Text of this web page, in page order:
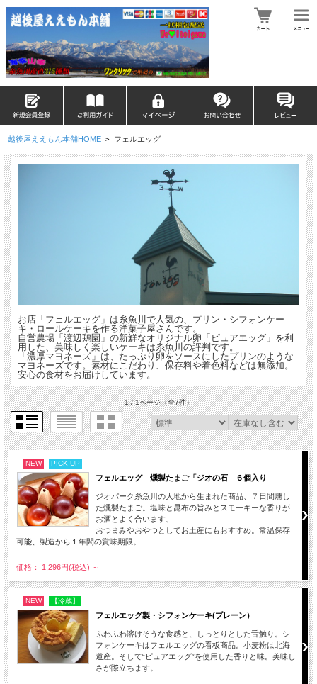
越後屋ええもん本舗HOME > フェルエッグ
お店「フェルエッグ」は糸魚川で人気の、プリン・シフォンケー
キ・ロールケーキを作る洋菓子屋さんです。
自営農場「渡辺鶏園」の新鮮なオリジナル卵「ピュアエッグ」を利
用した、美味しく楽しいケーキは糸魚川の評判です。
「濃厚マヨネーズ」は、たっぷり卵をソースにしたプリンのような
マヨネーズです。素材にこだわり、保存料や着色料などは無添加。
安心の食材をお届けしています。
1 / 1ページ（全7件）
NEW PICK UP
フェルエッグ 燻製たまご「ジオの石」６個入り
ジオパーク糸魚川の大地から生まれた商品、７日間燻し
た燻製たまご。塩味と昆布の旨みとスモーキーな香りが
お酒とよく合います、
おつまみやおやつとしてお土産にもおすすめ。常温保存
可能、製造から１年間の賞味期限。
価格： 1,296円(税込) ～
NEW 【冷蔵】
フェルエッグ製・シフォンケーキ(プレーン）
ふわふわ溶けそうな食感と、しっとりとした舌触り。シ
フォンケーキはフェルエッグの看板商品。小麦粉は北海
道産。そして“ピュアエッグ”を使用した香りと味。美味し
さが際立ちます。